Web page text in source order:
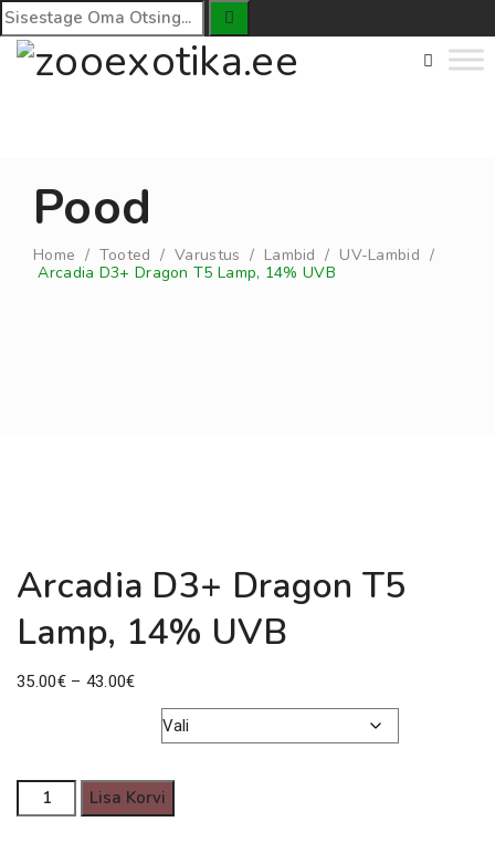
Pood
Home / Tooted /Varustus / Lambid / UV-Lambid /
Arcadia D3+ Dragon T5 Lamp, 14% UVB
Arcadia D3+ Dragon T5
Lamp, 14% UVB
35.00€ – 43.00€Price
range:
35.00€
43.00€
Arcadia
D3+
Lisa Korvi